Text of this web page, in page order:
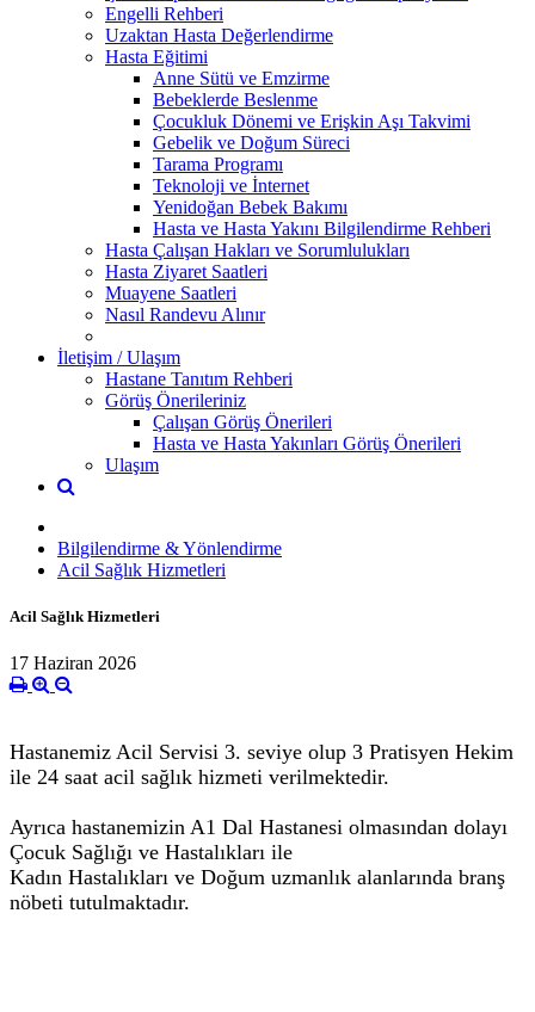
Engelli Rehberi
Uzaktan Hasta Değerlendirme
Hasta Eğitimi
Anne Sütü ve Emzirme
Bebeklerde Beslenme
Çocukluk Dönemi ve Erişkin Aşı Takvimi
Gebelik ve Doğum Süreci
Tarama Programı
Teknoloji ve İnternet
Yenidoğan Bebek Bakımı
Hasta ve Hasta Yakını Bilgilendirme Rehberi
Hasta Çalışan Hakları ve Sorumlulukları
Hasta Ziyaret Saatleri
Muayene Saatleri
Nasıl Randevu Alınır
İletişim / Ulaşım
Hastane Tanıtım Rehberi
Görüş Önerileriniz
Çalışan Görüş Önerileri
Hasta ve Hasta Yakınları Görüş Önerileri
Ulaşım
Bilgilendirme & Yönlendirme
Acil Sağlık Hizmetleri
Acil Sağlık Hizmetleri
17 Haziran 2026
Hastanemiz Acil Servisi 3. seviye olup 3 Pratisyen Hekim
ile 24 saat acil sağlık hizmeti verilmektedir.
Ayrıca hastanemizin A1 Dal Hastanesi olmasından dolayı
Çocuk Sağlığı ve Hastalıkları ile
Kadın Hastalıkları ve Doğum uzmanlık alanlarında branş
nöbeti tutulmaktadır.